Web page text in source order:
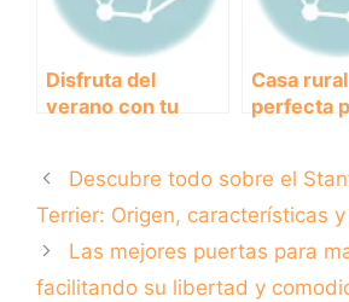
Disfruta del
verano con tu
Calera
Casa rural
perfecta
de la
con tu
Descubre todo sobre el
Terrier: Origen, características
Las mejores puertas para
facilitando su libertad y